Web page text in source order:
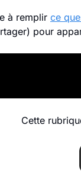
à remplir ce
pour
Cette